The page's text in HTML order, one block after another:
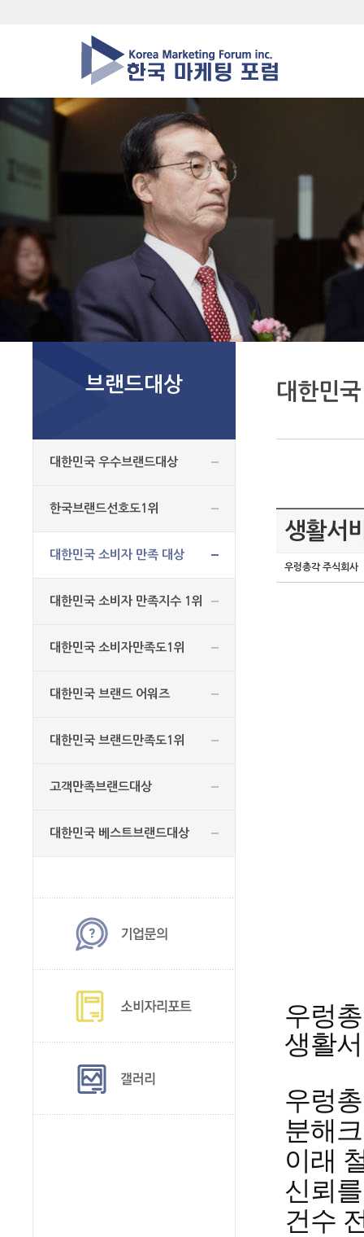
브랜드대상
대한민국 우수브랜드대상
한국브랜드선호도1위
대한민국 소비자 만족 대상
대한민국 소비자 만족지수 1위
대한민국 소비자만족도1위
대한민국 브랜드 어워즈
대한민국 브랜드만족도1위
고객만족브랜드대상
대한민국 베스트브랜드대상
대한민
생활서
우렁총각 주식회사
우렁
생활
우렁
분해
이래
신뢰
건수